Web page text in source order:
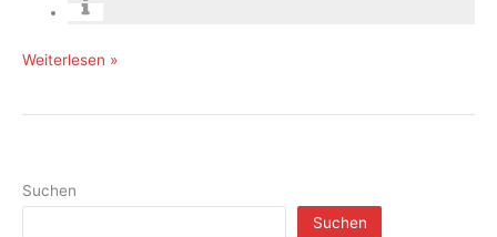
„Blickachsen
Main-
Weiterlesen »
Suchen
Suchen